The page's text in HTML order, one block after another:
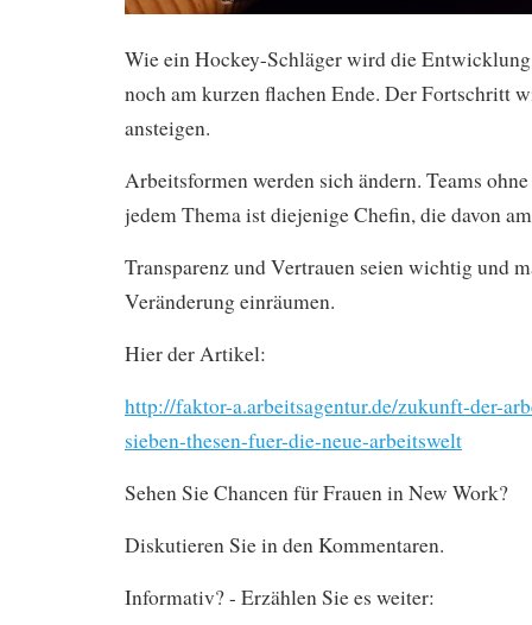
Wie ein Hockey-Schläger wird die
noch am kurzen flachen Ende. Der Fortschritt
ansteigen.
Arbeitsformen werden sich ändern. Teams
jedem Thema ist diejenige Chefin, die davon
Transparenz und Vertrauen seien wichtig und
Veränderung einräumen.
Hier der Artikel:
http://faktor-a.arbeitsagentur.de/zukunft-der-
sieben-thesen-fuer-die-neue-arbeitswelt
Sehen Sie Chancen für Frauen in New Work?
Diskutieren Sie in den Kommentaren.
Informativ? - Erzählen Sie es weiter: